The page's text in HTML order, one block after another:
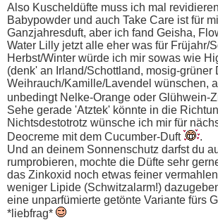
Also Kuscheldüfte muss ich mal
Babypowder und auch Take Care ist für
Ganzjahresduft, aber ich fand Geisha,
Water Lilly jetzt alle eher was für Früjahr/
Herbst/Winter würde ich mir sowas wie
(denk' an Irland/Schottland, mosig-grüner
Weihrauch/Kamille/Lavendel wünschen,
unbedingt Nelke-Orange oder Glühwein-
Sehe gerade 'Atztek' könnte in die
Nichtsdestotrotz wünsche ich mir für
Deocreme mit dem Cucumber-Duft
.
Und an deinem Sonnenschutz darfst du
rumprobieren, mochte die Düfte sehr
das Zinkoxid noch etwas feiner
weniger Lipide (Schwitzalarm!)
eine unparfümierte getönte Variante fürs
*liebfrag*